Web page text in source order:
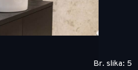
Br. slika: 5